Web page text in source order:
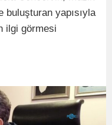
buluşturan yapısıyla
ilgi görmesi